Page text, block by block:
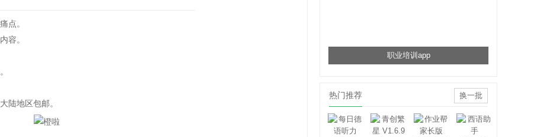
点。
容。
地区包邮。
职业培训app
热门推荐 换一批